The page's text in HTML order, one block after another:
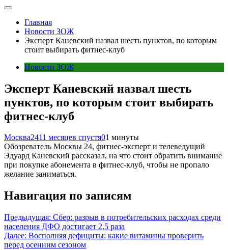
Главная
Новости ЗОЖ
Эксперт Каневский назвал шесть пунктов, по которым
стоит выбирать фитнес-клуб
Новости ЗОЖ
Эксперт Каневский назвал шесть
пунктов, по которым стоит выбирать
фитнес-клуб
Москва2411 месяцев спустя01 минуты
Обозреватель Москвы 24, фитнес-эксперт и телеведущий
Эдуард Каневский рассказал, на что стоит обратить внимание
при покупке абонемента в фитнес-клуб, чтобы не пропало
желание заниматься.
Навигация по записям
Предыдущая: Сбер: разрыв в потребительских расходах среди
населения ДФО достигает 2,5 раза
Далее: Восполняя дефициты: какие витамины проверить
перед осенним сезоном